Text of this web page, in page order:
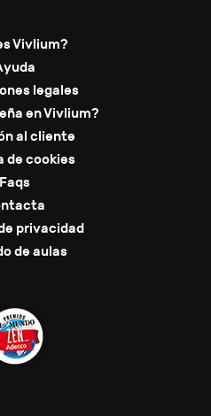
Vivlium?
legales
en Vivlium?
al cliente
de cookies
Faqs
privacidad
de aulas